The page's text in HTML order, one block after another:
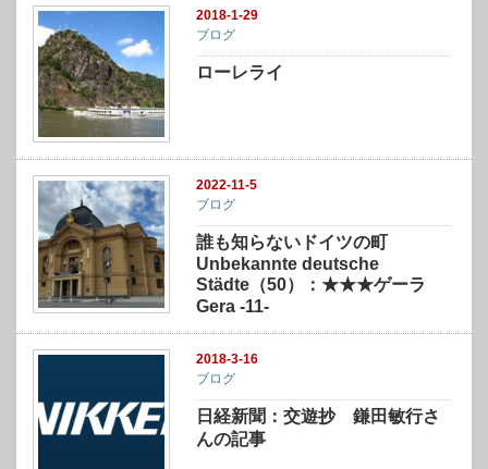
2018-1-29
ブログ
ローレライ
2022-11-5
ブログ
誰も知らないドイツの町
Unbekannte deutsche
Städte（50）：★★★ゲーラ
Gera -11-
2018-3-16
ブログ
日経新聞：交遊抄 鎌田敏行さ
んの記事